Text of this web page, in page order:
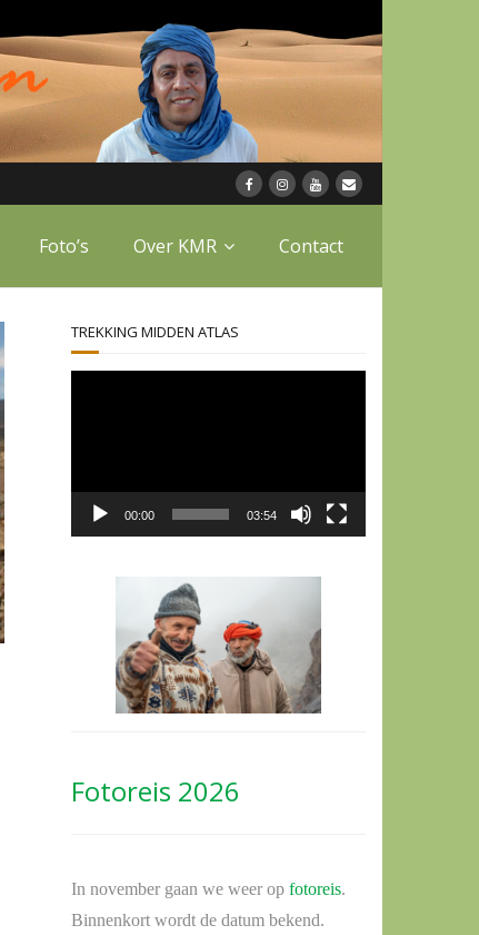
Foto’s Over KMR Contact
TREKKING MIDDEN ATLAS
00:00 03:54
Fotoreis 2026
In november gaan we weer op fotoreis.
Binnenkort wordt de datum bekend.